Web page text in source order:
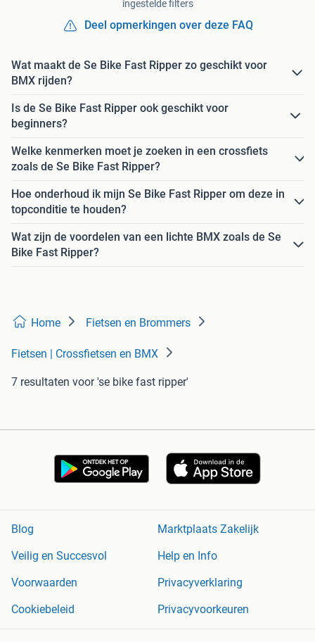
ingestelde filters
Deel opmerkingen over deze FAQ
Wat maakt de Se Bike Fast Ripper zo geschikt voor
BMX rijden?
Is de Se Bike Fast Ripper ook geschikt voor
beginners?
Welke kenmerken moet je zoeken in een crossfiets
zoals de Se Bike Fast Ripper?
Hoe onderhoud ik mijn Se Bike Fast Ripper om deze in
topconditie te houden?
Wat zijn de voordelen van een lichte BMX zoals de Se
Bike Fast Ripper?
Home Fietsen en Brommers
Fietsen | Crossfietsen en BMX
7 resultaten voor 'se bike fast ripper'
Blog
Marktplaats Zakelijk
Veilig en Succesvol
Help en Info
Voorwaarden
Privacyverklaring
Cookiebeleid
Privacyvoorkeuren